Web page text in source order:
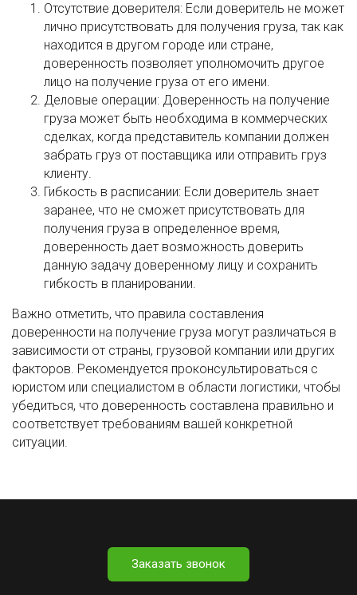
Отсутствие доверителя: Если доверитель не может
лично присутствовать для получения груза, так как
находится в другом городе или стране,
доверенность позволяет уполномочить другое
лицо на получение груза от его имени.
Деловые операции: Доверенность на получение
груза может быть необходима в коммерческих
сделках, когда представитель компании должен
забрать груз от поставщика или отправить груз
клиенту.
Гибкость в расписании: Если доверитель знает
заранее, что не сможет присутствовать для
получения груза в определенное время,
доверенность дает возможность доверить
данную задачу доверенному лицу и сохранить
гибкость в планировании.
Важно отметить, что правила составления
доверенности на получение груза могут различаться в
зависимости от страны, грузовой компании или других
факторов. Рекомендуется проконсультироваться с
юристом или специалистом в области логистики, чтобы
убедиться, что доверенность составлена правильно и
соответствует требованиям вашей конкретной
ситуации.
Заказать звонок